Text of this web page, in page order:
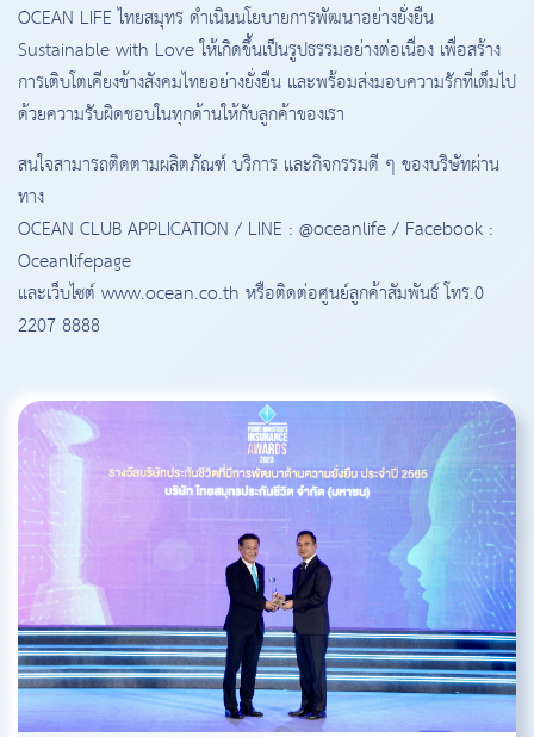
OCEAN LIFE ไทยสมุทร ดำเนินนโยบายการพัฒนาอย่างยั่งยืน
Sustainable with Love ให้เกิดขึ้นเป็นรูปธรรมอย่างต่อเนื่อง เพื่อสร้าง
การเติบโตเคียงข้างสังคมไทยอย่างยั่งยืน และพร้อมส่งมอบความรักที่เต็มไป
ด้วยความรับผิดชอบในทุกด้านให้กับลูกค้าของเรา
สนใจสามารถติดตามผลิตภัณฑ์ บริการ และกิจกรรมดี ๆ ของบริษัทผ่าน
ทาง
OCEAN CLUB APPLICATION / LINE : @oceanlife / Facebook :
Oceanlifepage
และเว็บไซต์ www.ocean.co.th หรือติดต่อศูนย์ลูกค้าสัมพันธ์ โทร.0
2207 8888